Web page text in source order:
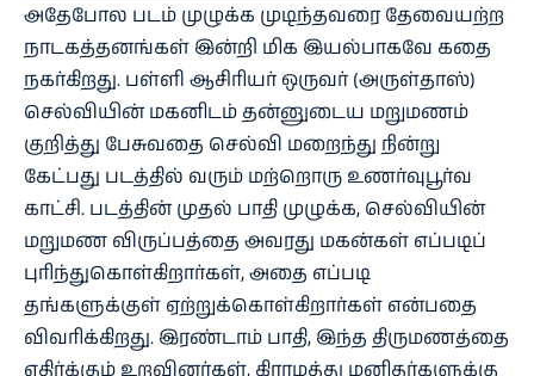
அதேபோல படம் முழுக்க முடிந்தவரை தேவையற்ற
நாடகத்தனங்கள் இன்றி மிக இயல்பாகவே கதை
நகர்கிறது. பள்ளி ஆசிரியர் ஒருவர் (அருள்தாஸ்)
செல்வியின் மகனிடம் தன்னுடைய மறுமணம்
குறித்து பேசுவதை செல்வி மறைந்து நின்று
கேட்பது படத்தில் வரும் மற்றொரு உணர்வுபூர்வ
காட்சி. படத்தின் முதல் பாதி முழுக்க, செல்வியின்
மறுமண விருப்பத்தை அவரது மகன்கள் எப்படிப்
புரிந்துகொள்கிறார்கள், அதை எப்படி
தங்களுக்குள் ஏற்றுக்கொள்கிறார்கள் என்பதை
விவரிக்கிறது. இரண்டாம் பாதி, இந்த திருமணத்தை
எதிர்க்கும் உறவினர்கள், கிராமத்து மனிதர்களுக்கு